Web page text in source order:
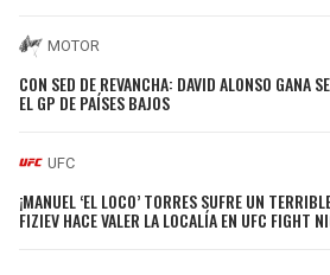
MOTOR
CON SED DE REVANCHA: DAVID ALONSO GANA
EL GP DE PAÍSES BAJOS
UFC
¡MANUEL ‘EL LOCO’ TORRES SUFRE UN
FIZIEV HACE VALER LA LOCALÍA EN UFC FIGHT